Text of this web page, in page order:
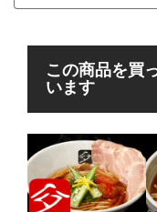
この商品を買
います